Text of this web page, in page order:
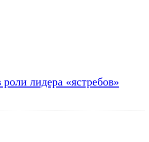
лидера «ястребов»